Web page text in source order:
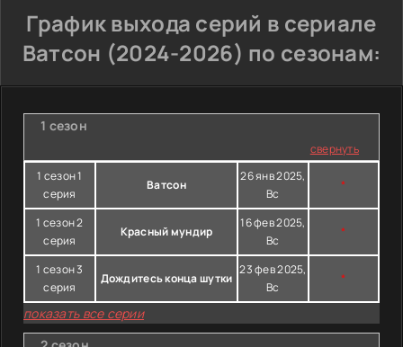
График выхода серий в сериале
Ватсон (2024-2026) по сезонам:
1 сезон
свернуть
1 сезон 1
серия
Ватсон
26 янв 2025,
Вс
*
1 сезон 2
серия
Красный мундир
16 фев 2025,
Вс
*
1 сезон 3
серия
Дождитесь конца шутки
23 фев 2025,
Вс
*
показать все серии